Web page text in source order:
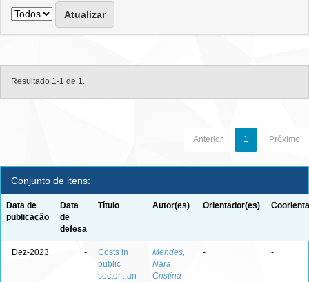
Resultado 1-1 de 1.
Anterior 1 Próximo
Conjunto de itens:
Data de
publicação
Data
de
defesa
Título Autor(es) Orientador(es)
Dez-2023 -
Costs in
public
sector : an
Mendes,
Nara
Cristina
- -